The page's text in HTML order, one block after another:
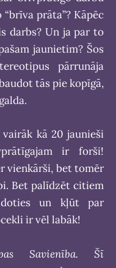
prāta”? Kāpēc
darbs? Un ja par to
jaunietim? Šos
pārrunāja
tās pie kopīgā,
kā 20 jaunieši
ir forši!
vienkārši, bet tomēr
Bet palīdzēt citiem
un kļūt par
ir vēl labāk!
Savienība. Šī